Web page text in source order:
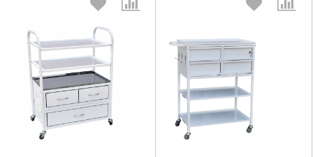
Выберите количество: Выберите количество: